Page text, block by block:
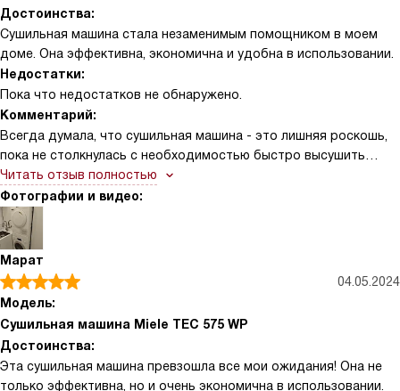
Достоинства:
Сушильная машина стала незаменимым помощником в моем
доме. Она эффективна, экономична и удобна в использовании.
Недостатки:
Пока что недостатков не обнаружено.
Комментарий:
Всегда думала, что сушильная машина - это лишняя роскошь,
пока не столкнулась с необходимостью быстро высушить
большое количество белья. Машина превзошла все мои
ожидания. Она имеет 12 программ для различных типов ткани,
что позволяет мне сушить все от хлопка до шерсти без боязни
повредить вещи.
Теперь я могу сушить даже самые деликатные вещи, не боясь,
что они сядут или потеряют форму. К тому же, благодаря
функции AddLoad, можно добавить забытые вещи даже после
начала программы. Это очень удобно, если вдруг забыла
положить что-то в машину.
Читать отзыв полностью
Фотографии и видео:
Марат
04.05.2024
Модель:
Сушильная машина Miele TEC 575 WP
Достоинства:
Эта сушильная машина превзошла все мои ожидания! Она не
только эффективна, но и очень экономична в использовании.